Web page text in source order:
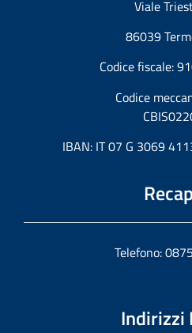
Viale
86039
Codice fiscale:
Codice
IBAN: IT 07 G 3069
Telefono:
Indirizzi